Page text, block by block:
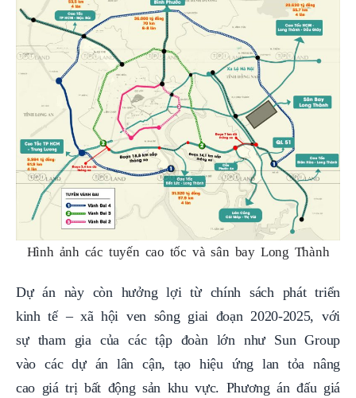
Hình ảnh các tuyến cao tốc và sân bay Long Thành
Dự án này còn hưởng lợi từ chính sách phát triển
kinh tế – xã hội ven sông giai đoạn 2020-2025, với
sự tham gia của các tập đoàn lớn như Sun Group
vào các dự án lân cận, tạo hiệu ứng lan tỏa nâng
cao giá trị bất động sản khu vực. Phương án đấu giá